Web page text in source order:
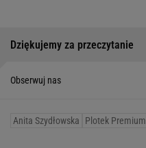
Dziękujemy za przeczytanie
Obserwuj nas
Anita Szydłowska Plotek Premium